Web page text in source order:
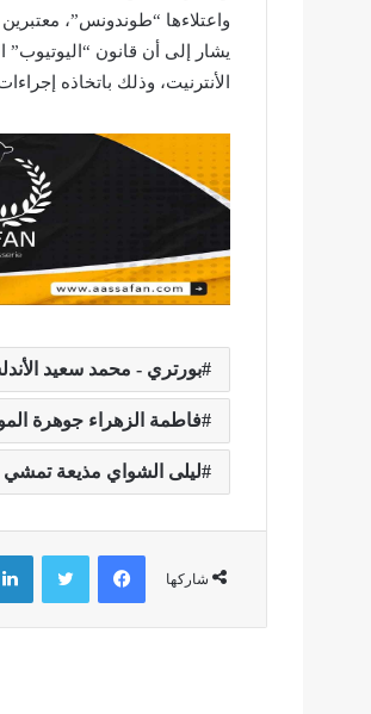
واعتلاءها “طوندونس”،
يشار إلى أن قانون
الأنترنيت، وذلك باتخاذه
بورتري - محمد سعيد
فاطمة الزهراء جوهرة
ليلى الشواي مذيعة
شاركها
فيسبوك تويتر